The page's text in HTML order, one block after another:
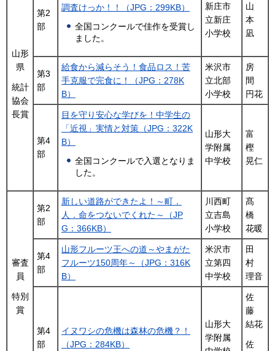
山形
県
統計
協会
長賞
第2
部
調査けっか！！（JPG：299KB）
全国コンクールで佳作を受賞し
ました。
新庄市
立新庄
小学校
山
本
凪
第3
部
給食から減らそう！食品ロス！苦
手克服で完食に！（JPG：278K
B）
米沢市
立北部
小学校
房
間
円花
第4
部
目を守り安心な学びを！中学生の
「近視」実情と対策（JPG：322K
B）
全国コンクールで入選となりま
した。
山形大
学附属
中学校
富
樫
晃仁
審査
員
特別
賞
第2
部
新しい道路ができたよ！～町．
人．命をつないでくれた～（JP
G：366KB）
川西町
立吉島
小学校
髙
橋
花暖
第4
部
山形フルーツ王への道～やまがた
フルーツ150周年～（JPG：316K
B）
米沢市
立第四
中学校
田
村
理音
第4
部
イヌワシの危機は森林の危機？！
（JPG：284KB）
山形大
学附属
佐
藤
結花
佐